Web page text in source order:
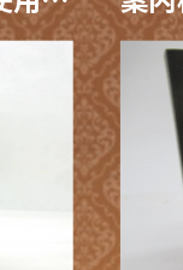
買
ザ
窓
門